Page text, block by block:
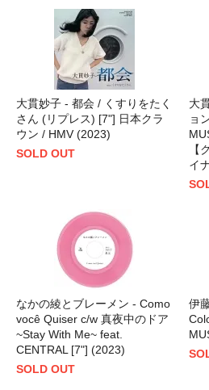
大貫妙子 - 都会 / くすりをたく
さん (リプレス) [7"] 日本クラ
ウン / HMV (2023)
SOLD OUT
大
ョ
【
イ
なかの綾とブレーメン - Como
você Quiser c/w 真夜中のドア
~Stay With Me~ feat.
CENTRAL [7"] (2023)
SOLD OUT
伊